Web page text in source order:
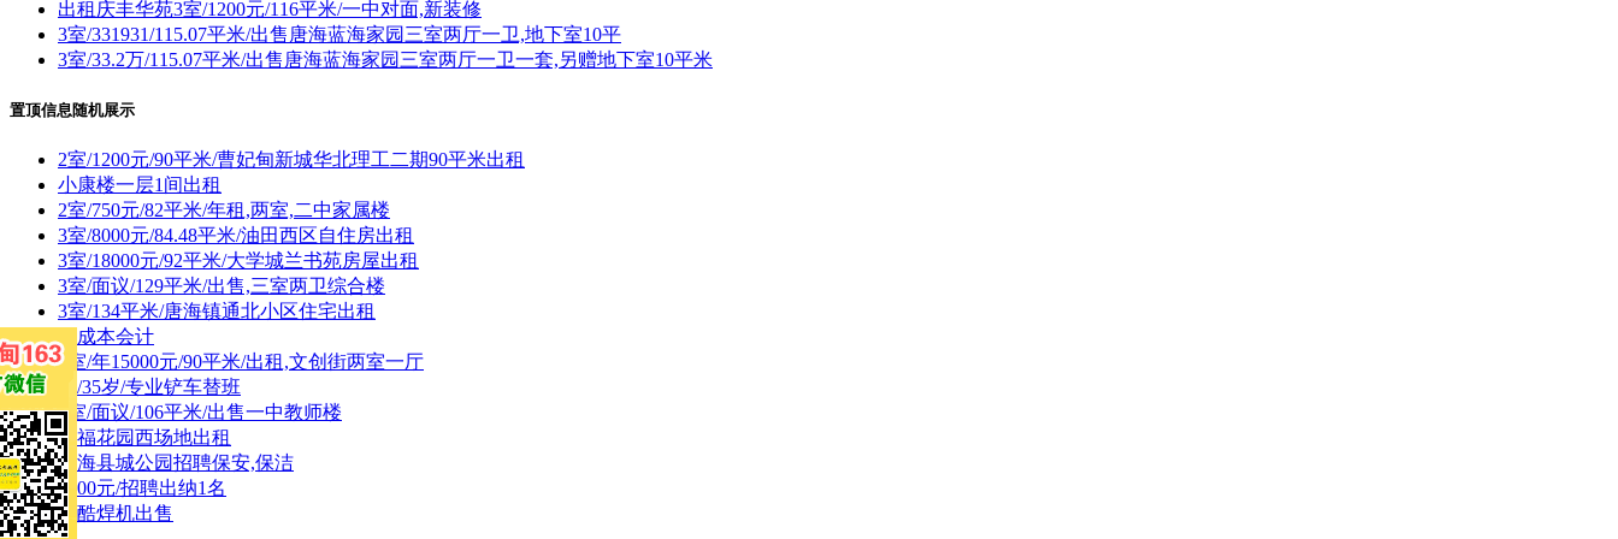
出租庆丰华苑3室/1200元/116平米/一中对面,新装修
3室/331931/115.07平米/出售唐海蓝海家园三室两厅一卫,地下室10平
3室/33.2万/115.07平米/出售唐海蓝海家园三室两厅一卫一套,另赠地下室10平米
置顶信息随机展示
2室/1200元/90平米/曹妃甸新城华北理工二期90平米出租
小康楼一层1间出租
2室/750元/82平米/年租,两室,二中家属楼
3室/8000元/84.48平米/油田西区自住房出租
3室/18000元/92平米/大学城兰书苑房屋出租
3室/面议/129平米/出售,三室两卫综合楼
3室/134平米/唐海镇通北小区住宅出租
招成本会计
2室/年15000元/90平米/出租,文创街两室一厅
男/35岁/专业铲车替班
3室/面议/106平米/出售一中教师楼
幸福花园西场地出租
唐海县城公园招聘保安,保洁
3000元/招聘出纳1名
易酷焊机出售